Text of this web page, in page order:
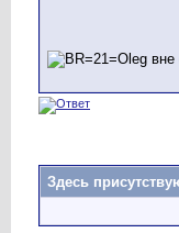
Здесь